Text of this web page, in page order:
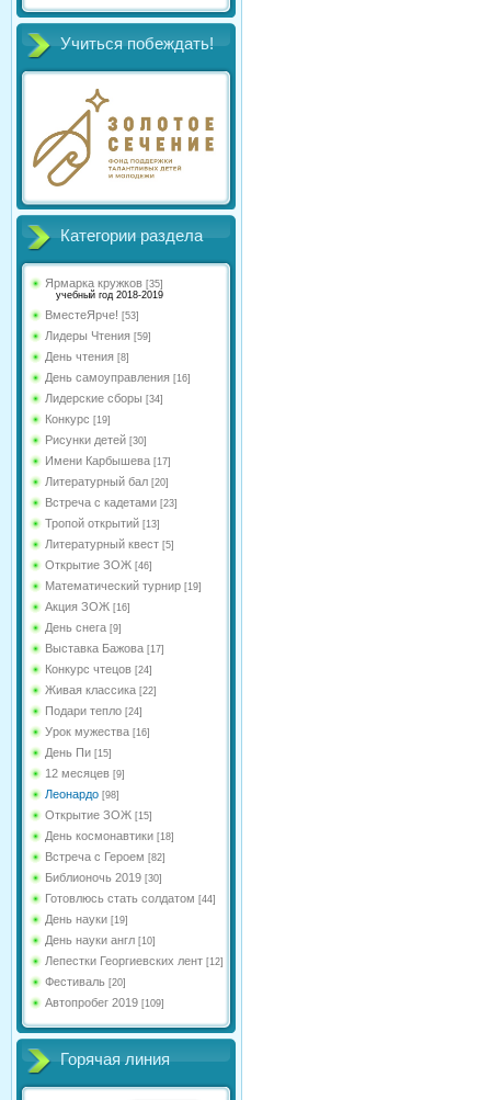
Учиться побеждать!
Категории раздела
Ярмарка кружков [35]
учебный год 2018-2019
ВместеЯрче! [53]
Лидеры Чтения [59]
День чтения [8]
День самоуправления [16]
Лидерские сборы [34]
Конкурс [19]
Рисунки детей [30]
Имени Карбышева [17]
Литературный бал [20]
Встреча с кадетами [23]
Тропой открытий [13]
Литературный квест [5]
Открытие ЗОЖ [46]
Математический турнир [19]
Акция ЗОЖ [16]
День снега [9]
Выставка Бажова [17]
Конкурс чтецов [24]
Живая классика [22]
Подари тепло [24]
Урок мужества [16]
День Пи [15]
12 месяцев [9]
Леонардо [98]
Открытие ЗОЖ [15]
День космонавтики [18]
Встреча с Героем [82]
Библионочь 2019 [30]
Готовлюсь стать солдатом [44]
День науки [19]
День науки англ [10]
Лепестки Георгиевских лент [12]
Фестиваль [20]
Автопробег 2019 [109]
Горячая линия